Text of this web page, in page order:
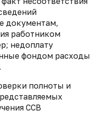
документам,
работником
недоплату
фондом расходы
полноты и
ССВ